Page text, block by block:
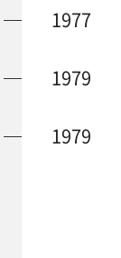
1977
1979
1979